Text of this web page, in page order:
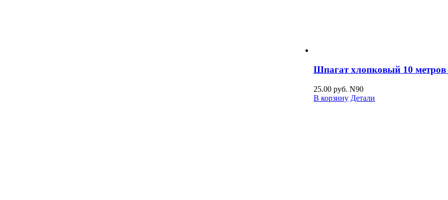
Шпагат хлопковый 10 метров
25.00 руб. N90
В корзину Детали